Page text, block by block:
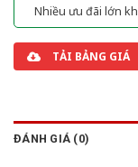
Nhiều ưu đãi lớn
TẢI BẢNG GIÁ
ĐÁNH GIÁ (0)